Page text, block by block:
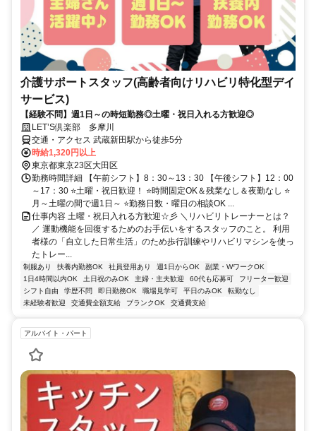
介護サポートスタッフ(高齢者向けリハビリ特化型デイ
サービス)
【経験不問】週1日～の時短勤務◎土曜・祝日入れる方歓迎◎
LET’S倶楽部 多摩川
交通・アクセス 武蔵新田駅から徒歩5分
時給1,320円以上
東京都東京23区大田区
勤務時間詳細 【午前シフト】8：30～13：30 【午後シフト】12：00
～17：30 ⭐土曜・祝日歓迎！ ⭐時間固定OK＆残業なし＆夜勤なし ⭐
月～土曜の間で週1日～ ⭐勤務日数・曜日の相談OK ...
仕事内容 土曜・祝日入れる方歓迎☆彡 ＼リハビリトレーナーとは？
／ 運動機能を回復するためのお手伝いをするスタッフのこと。 利用
者様の「自立した日常生活」のため歩行訓練やリハビリマシンを使っ
たトレー...
制服あり 扶養内勤務OK 社員登用あり 週1日からOK
副業・WワークOK
1日4時間以内OK
土日祝のみOK 主婦・主夫歓迎 60代も応募可
フリーター歓迎
シフト自由
学歴不問 即日勤務OK 職場見学可 平日のみOK
転勤なし
未経験者歓迎
交通費全額支給 ブランクOK 交通費支給
アルバイト・パート